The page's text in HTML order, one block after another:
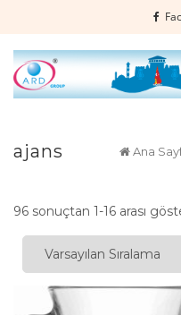
ajans Ana
96 sonuçtan 1-16 arası